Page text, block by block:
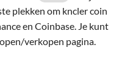
plekken om kncler coin
en Coinbase. Je kunt
verkopen pagina.